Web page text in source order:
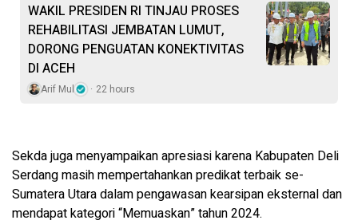
WAKIL PRESIDEN RI TINJAU PROSES
REHABILITASI JEMBATAN LUMUT,
DORONG PENGUATAN KONEKTIVITAS
DI ACEH
Arif Mul 22 hours
Sekda juga menyampaikan apresiasi karena Kabupaten Deli
Serdang masih mempertahankan predikat terbaik se-
Sumatera Utara dalam pengawasan kearsipan eksternal dan
mendapat kategori “Memuaskan” tahun 2024.